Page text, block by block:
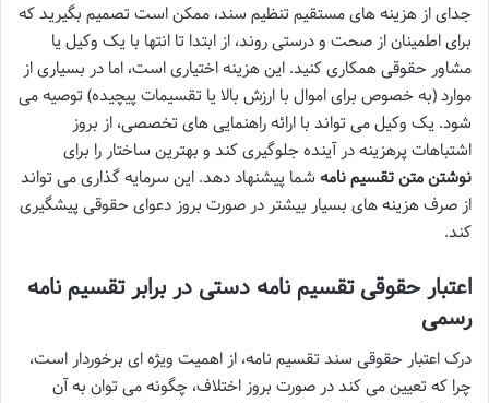
جدای از هزینه های مستقیم تنظیم سند، ممکن است تصمیم بگیرید که
برای اطمینان از صحت و درستی روند، از ابتدا تا انتها با یک وکیل یا
مشاور حقوقی همکاری کنید. این هزینه اختیاری است، اما در بسیاری از
موارد (به خصوص برای اموال با ارزش بالا یا تقسیمات پیچیده) توصیه می
شود. یک وکیل می تواند با ارائه راهنمایی های تخصصی، از بروز
اشتباهات پرهزینه در آینده جلوگیری کند و بهترین ساختار را برای
نوشتن متن تقسیم نامه شما پیشنهاد دهد. این سرمایه گذاری می تواند
از صرف هزینه های بسیار بیشتر در صورت بروز دعوای حقوقی پیشگیری
کند.
اعتبار حقوقی تقسیم نامه دستی در برابر تقسیم نامه
رسمی
درک اعتبار حقوقی سند تقسیم نامه، از اهمیت ویژه ای برخوردار است،
چرا که تعیین می کند در صورت بروز اختلاف، چگونه می توان به آن